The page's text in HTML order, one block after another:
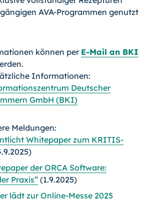
AVA-Programmen genutzt
können per E-Mail an BKI
Informationen:
Deutscher
GmbH (BKI)
Meldungen:
Whitepaper zum KRITIS-
der ORCA Software:
Praxis” (1.9.2025)
lädt zur Online-Messe 2025